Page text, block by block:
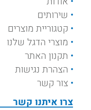
שירותים
קטגוריית מוצרים
מוצרי הדגל שלנו
תקנון האתר
הצהרת נגישות
צור קשר
צרו איתנו קשר